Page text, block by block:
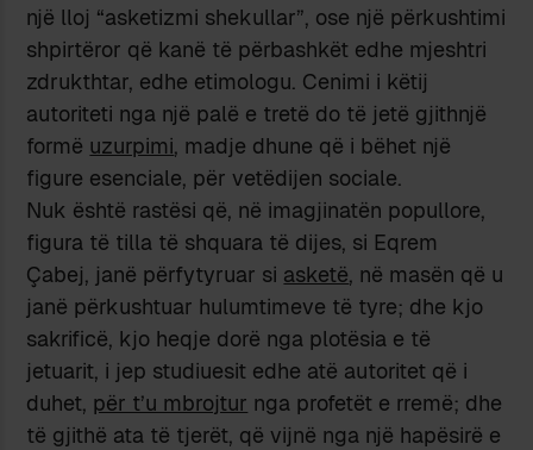
një lloj “asketizmi shekullar”, ose një përkushtimi
shpirtëror që kanë të përbashkët edhe mjeshtri
zdrukthtar, edhe etimologu. Cenimi i këtij
autoriteti nga një palë e tretë do të jetë gjithnjë
formë uzurpimi, madje dhune që i bëhet një
figure esenciale, për vetëdijen sociale.
Nuk është rastësi që, në imagjinatën popullore,
figura të tilla të shquara të dijes, si Eqrem
Çabej, janë përfytyruar si asketë, në masën që u
janë përkushtuar hulumtimeve të tyre; dhe kjo
sakrificë, kjo heqje dorë nga plotësia e të
jetuarit, i jep studiuesit edhe atë autoritet që i
duhet, për t’u mbrojtur nga profetët e rremë; dhe
të gjithë ata të tjerët, që vijnë nga një hapësirë e